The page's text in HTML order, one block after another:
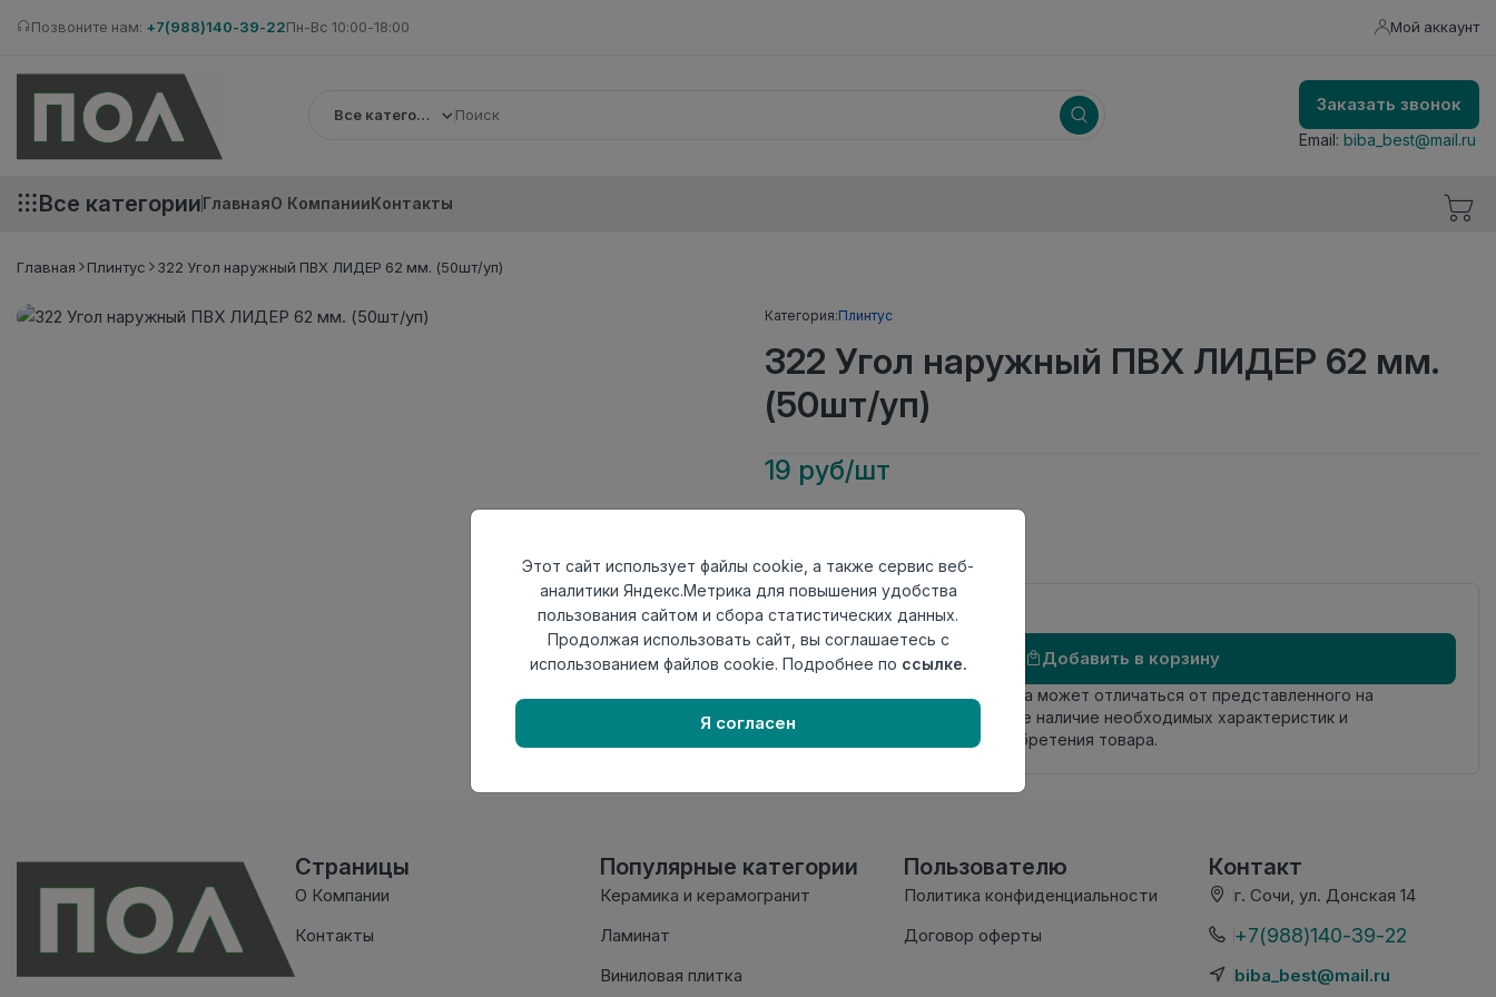
Позвоните нам: +7(988)140-39-22Пн-Вс 10:00-18:00 Мой аккаунт
Все категории
Заказать звонок
Email: biba_best@mail.ru
Все категорииГлавнаяО КомпанииКонтакты
Главная Плинтус 322 Угол наружный ПВХ ЛИДЕР 62 мм. (50шт/уп)
Категория:Плинтус
322 Угол наружный ПВХ ЛИДЕР 62 мм.
(50шт/уп)
19 руб/шт
Материал
ПВХ
Осталось9 шт
Добавить в корзину
Внимание! Внешний вид товара может отличаться от представленного на
настоящем сайте. Проверяйте наличие необходимых характеристик и
комплектации в момент приобретения товара.
Страницы
О Компании
Контакты
Популярные категории
Керамика и керамогранит
Ламинат
Виниловая плитка
Пользователю
Политика конфиденциальности
Договор оферты
Контакт
г. Сочи, ул. Донская 14
+7(988)140-39-22
biba_best@mail.ru
Этот сайт использует файлы cookie, а также сервис веб-
аналитики Яндекс.Метрика для повышения удобства
пользования сайтом и сбора статистических данных.
Продолжая использовать сайт, вы соглашаетесь с
использованием файлов cookie. Подробнее по ссылке.
Я согласен